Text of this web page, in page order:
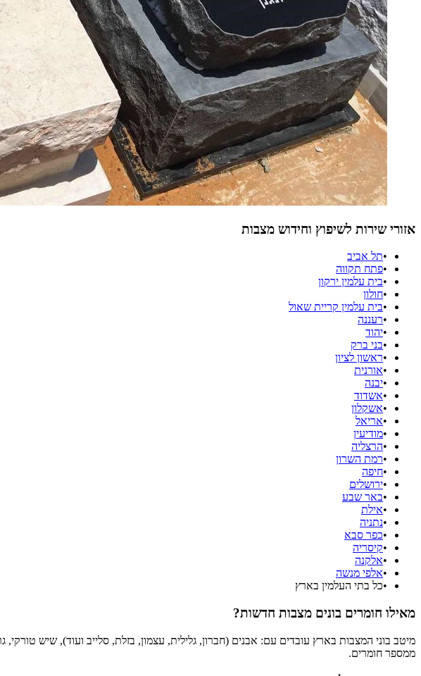
אזורי שירות לשיפוץ וחידוש מצבות
•תל אביב
•פתח תקווה
•בית עלמין ירקון
•חולון
•בית עלמין קריית שאול
•רעננה
•יהוד
•בני ברק
•ראשון לציון
•אורנית
•יבנה
•אשדוד
•אשקלון
•אריאל
•מודיעין
•הרצליה
•רמת השרון
•חיפה
•ירושלים
•באר שבע
•אילת
•נתניה
•כפר סבא
•קיסריה
•אלקנה
•אלפי מנשה
•כל בתי העלמין בארץ
מאילו חומרים בונים מצבות חדשות?
מיטב בוני המצבות בארץ עובדים עם: אבנים (חברון, גלילית, עצמון, בזלת, סלייב ועוד), שיש
ממספר חומרים.